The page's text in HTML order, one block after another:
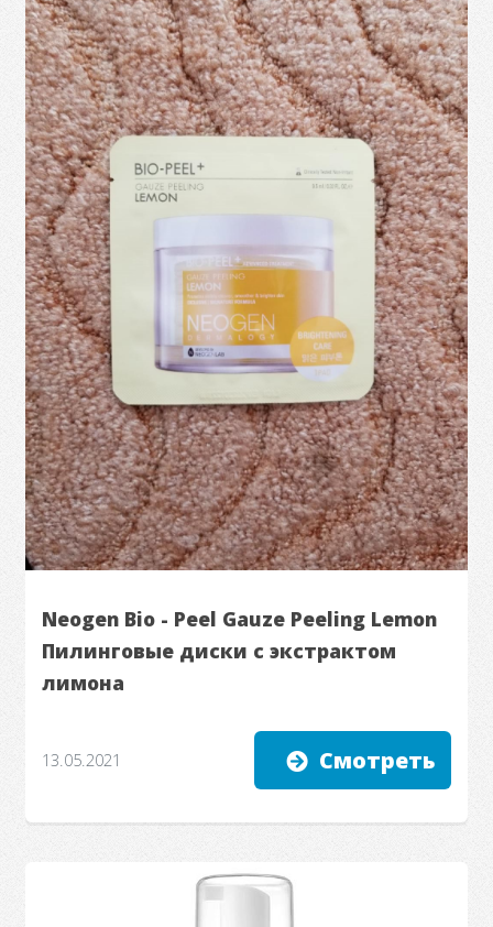
Neogen Bio - Peel Gauze Peeling Lemon
Пилинговые диски с экстрактом
лимона
13.05.2021 Смотреть